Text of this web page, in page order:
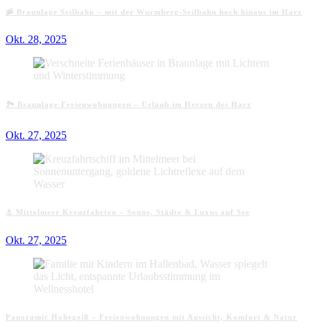
🚠 Braunlage Seilbahn – mit der Wurmberg-Seilbahn hoch hinaus im Harz
Okt. 28, 2025
🏞️ Braunlage Ferienwohnungen – Urlaub im Herzen des Harz
Okt. 27, 2025
⚓ Mittelmeer Kreuzfahrten – Sonne, Städte & Luxus auf See
Okt. 27, 2025
Panoramic Hohegeiß – Ferienwohnungen mit Aussicht, Komfort & Natur